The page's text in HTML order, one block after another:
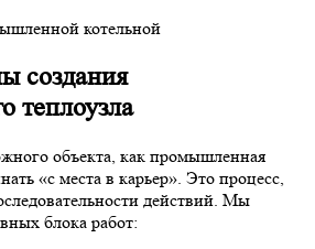
создания
теплоузла
объекта, как промышленная
«с места в карьер». Это процесс,
действий. Мы
блока работ: